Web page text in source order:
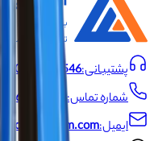
پشتیبانی:09191493546
شماره تماس:021-66704429
ایمیل:info@asangsm.com